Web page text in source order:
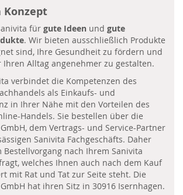
Konzept
für gute Ideen und gute
. Wir bieten ausschließlich Produkte
sind, Ihre Gesundheit zu fördern und
Alltag angenehmer zu gestalten.
verbindet die Kompetenzen des
als Einkaufs- und
in Ihrer Nähe mit den Vorteilen des
Handels. Sie bestellen über die
dem Vertrags- und Service-Partner
Sanivita Fachgeschäfts. Daher
Bestellvorgang nach Ihrem Sanivita
welches Ihnen auch nach dem Kauf
mit Rat und Tat zur Seite steht. Die
hat ihren Sitz in 30916 Isernhagen.